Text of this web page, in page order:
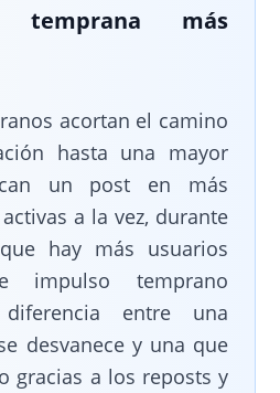
temprana más
acortan el camino
hasta una mayor
un post en más
a la vez, durante
hay más usuarios
impulso temprano
entre una
desvanece y una que
gracias a los reposts y